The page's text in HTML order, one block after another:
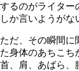
するのがライター
しか言いようがな
ただ、その瞬間に
た身体のあちこち
首、肩、あばら